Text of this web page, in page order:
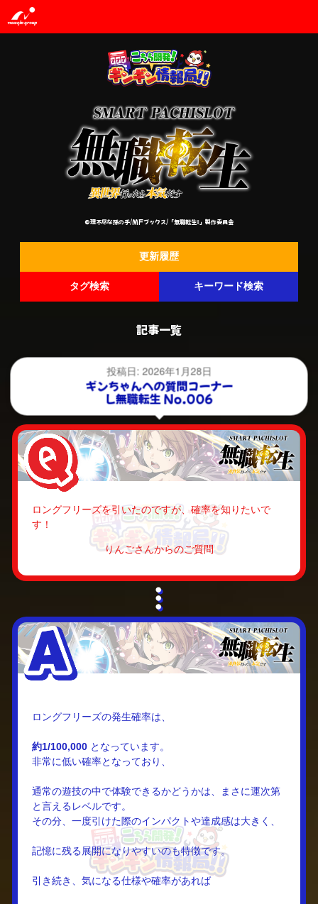
©理不尽な孫の手/MFブックス/「無職転生Ⅱ」製作委員会
更新履歴
タグ検索 キーワード検索
記事一覧
投稿日: 2026年1月28日
ギンちゃんへの質問コーナー
L無職転生 No.006
ロングフリーズを引いたのですが、確率を知りたいで
す！
りんごさんからのご質問
ロングフリーズの発生確率は、
約1/100,000となっています。
非常に低い確率となっており、
通常の遊技の中で体験できるかどうかは、まさに運次第
と言えるレベルです。
その分、一度引けた際のインパクトや達成感は大きく、
記憶に残る展開になりやすいのも特徴です。
引き続き、気になる仕様や確率があれば